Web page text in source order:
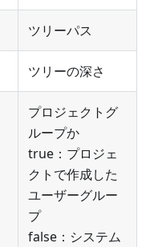
ツリーパス
ツリーの深さ
プロジェクトグ
ループか
true：プロジェ
クトで作成した
ユーザーグルー
プ
false：システム